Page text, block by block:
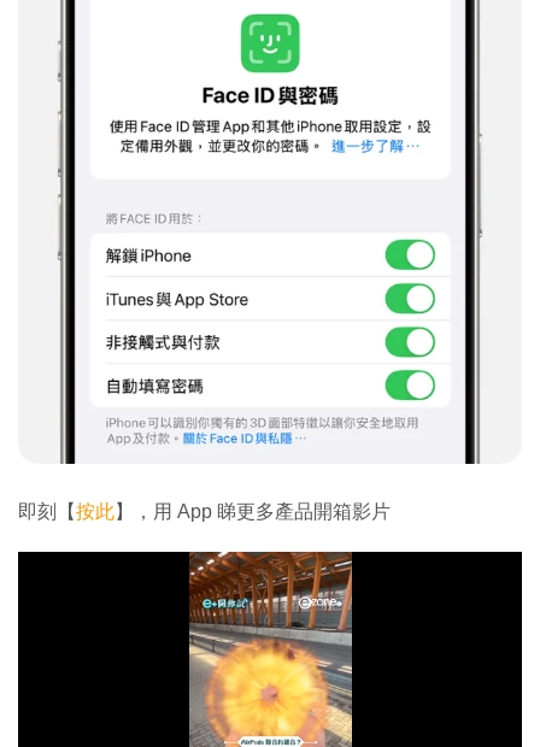
即刻【按此】，用 App 睇更多產品開箱影片